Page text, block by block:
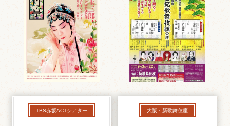
TBS赤坂ACTシアター 大阪・新歌舞伎座